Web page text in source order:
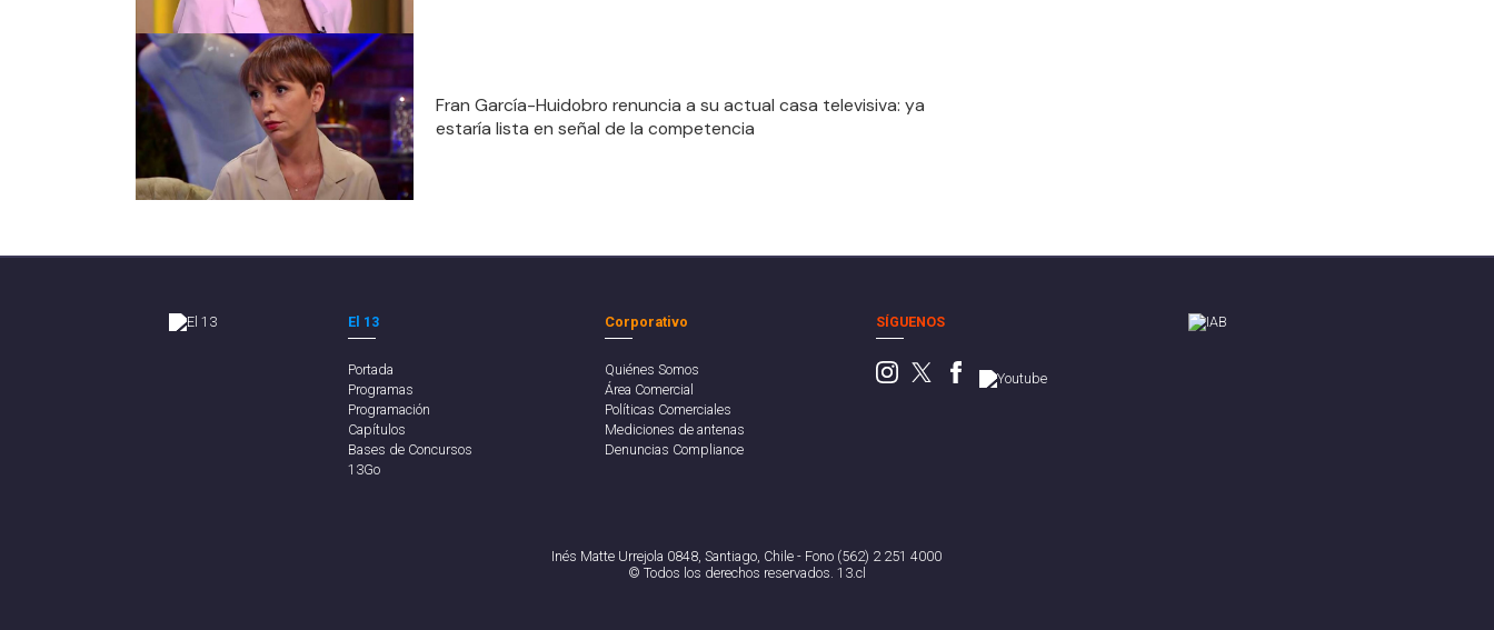
Fran García-Huidobro renuncia a su actual casa televisiva: ya
estaría lista en señal de la competencia
El 13
Portada
Programas
Programación
Capítulos
Bases de Concursos
13Go
Corporativo
Quiénes Somos
Área Comercial
Políticas Comerciales
Mediciones de antenas
Denuncias Compliance
SÍGUENOS
Inés Matte Urrejola 0848, Santiago, Chile - Fono (562) 2 251 4000
© Todos los derechos reservados. 13.cl